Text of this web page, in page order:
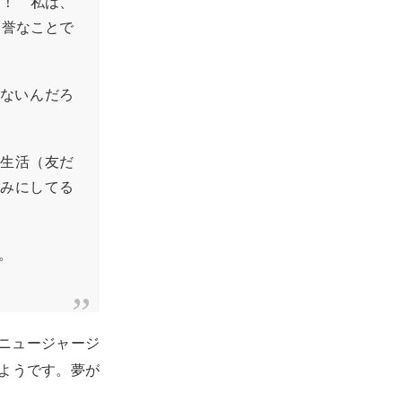
なことで
いんだろ
活（友だ
にしてる
ュージャージ
うです。夢が